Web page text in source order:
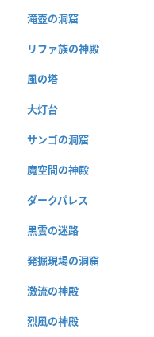
滝壺の洞窟
リファ族の神殿
風の塔
大灯台
サンゴの洞窟
魔空間の神殿
ダークパレス
黒雲の迷路
発掘現場の洞窟
激流の神殿
烈風の神殿